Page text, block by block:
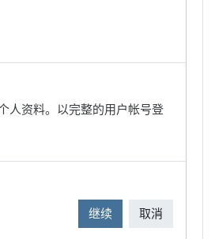
人资料。以完整的用户帐号登
继续 取消